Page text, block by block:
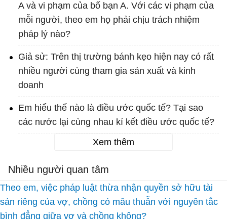
A và vi phạm của bố bạn A. Với các vi phạm của
mỗi người, theo em họ phải chịu trách nhiệm
pháp lý nào?
Giả sử: Trên thị trường bánh kẹo hiện nay có rất
nhiều người cùng tham gia sản xuất và kinh
doanh
Em hiểu thế nào là điều ước quốc tế? Tại sao
các nước lại cùng nhau kí kết điều ước quốc tế?
Xem thêm
Nhiều người quan tâm
Theo em, việc pháp luật thừa nhận quyền sở hữu tài
sản riêng của vợ, chồng có mâu thuẫn với nguyên tắc
bình đẳng giữa vợ và chồng không?